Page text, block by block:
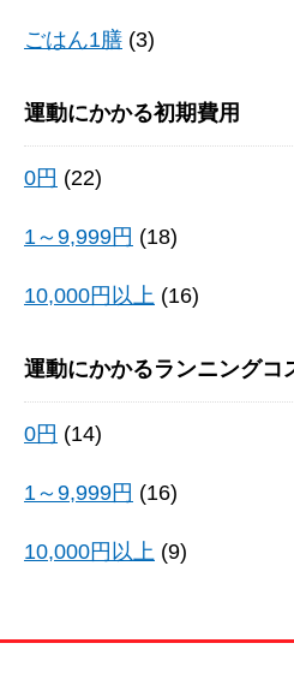
ごはん1膳 (3)
運動にかかる初期費用
0円 (22)
1～9,999円 (18)
10,000円以上 (16)
運動にかかるランニングコ
0円 (14)
1～9,999円 (16)
10,000円以上 (9)